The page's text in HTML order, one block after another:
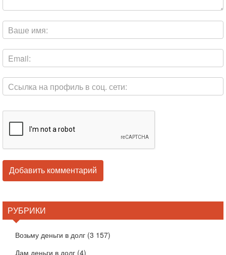
РУБРИКИ
Возьму деньги в долг (3 157)
Дам деньги в долг (4)